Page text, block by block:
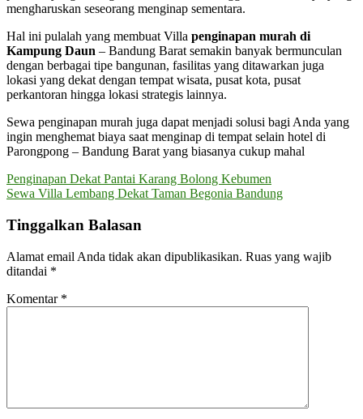
mengharuskan seseorang menginap sementara.
Hal ini pulalah yang membuat Villa penginapan murah di
Kampung Daun – Bandung Barat semakin banyak bermunculan
dengan berbagai tipe bangunan, fasilitas yang ditawarkan juga
lokasi yang dekat dengan tempat wisata, pusat kota, pusat
perkantoran hingga lokasi strategis lainnya.
Sewa penginapan murah juga dapat menjadi solusi bagi Anda yang
ingin menghemat biaya saat menginap di tempat selain hotel di
Parongpong – Bandung Barat yang biasanya cukup mahal
Navigasi
pos
Penginapan Dekat Pantai Karang Bolong Kebumen
Sewa Villa Lembang Dekat Taman Begonia Bandung
Tinggalkan Balasan
Alamat email Anda tidak akan dipublikasikan. Ruas yang wajib
ditandai *
Komentar *